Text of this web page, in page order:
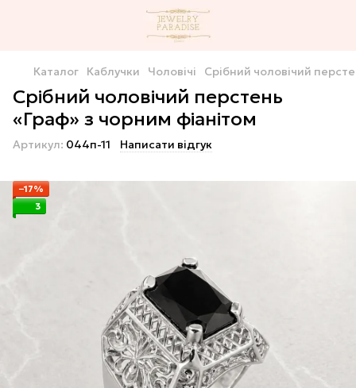
Каталог Каблучки Чоловічі Срібний чоловічий
Срібний чоловічий перстень
«Граф» з чорним фіанітом
Артикул: 044п-11 Написати відгук
−17%
3